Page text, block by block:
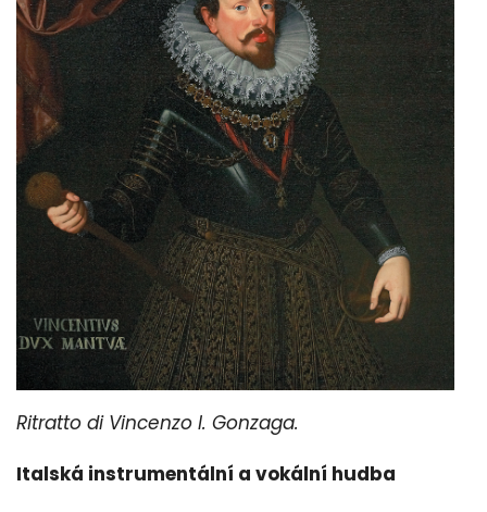
Ritratto di Vincenzo I. Gonzaga.
Italská instrumentální a vokální hudba